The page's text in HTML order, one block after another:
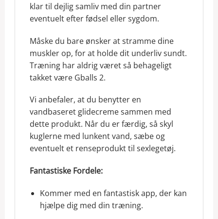
klar til dejlig samliv med din partner
eventuelt efter fødsel eller sygdom.
Måske du bare ønsker at stramme dine
muskler op, for at holde dit underliv sundt.
Træning har aldrig været så behageligt
takket være Gballs 2.
Vi anbefaler, at du benytter en
vandbaseret glidecreme sammen med
dette produkt. Når du er færdig, så skyl
kuglerne med lunkent vand, sæbe og
eventuelt et renseprodukt til sexlegetøj.
Fantastiske Fordele:
Kommer med en fantastisk app, der kan
hjælpe dig med din træning.